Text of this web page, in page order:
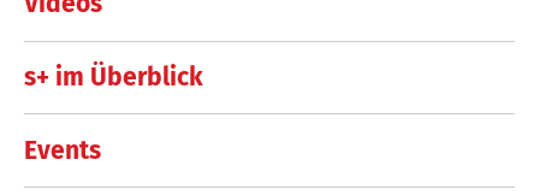
s+ im Überblick
Events